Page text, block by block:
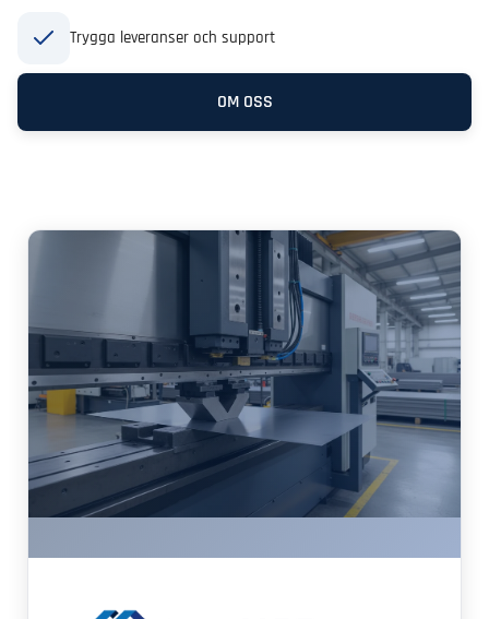
Trygga leveranser och support
OM OSS